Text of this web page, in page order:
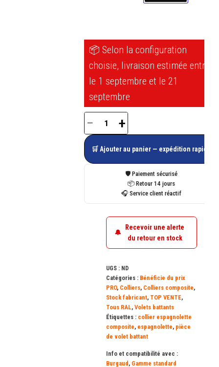
📦 Selon la configuration
choisie, livraison estimée entre
le 1 septembre et le 21
septembre
quantité
de
Collier
d'espagnolette
− +
🛒 Ajouter au panier — expédition rapide
🛡️ Paiement sécurisé
📦 Retour 14 jours
🎧 Service client réactif
🔔
Recevoir une alerte
du retour en stock
UGS : ND
Catégories : Bénéficie du prix
PRO, Colliers, Colliers composite,
Stock fabricant, TOP VENTE,
Tous RAL, Volets battants
Étiquettes : collier espagnolette
composite, espagnolette, pièce
de volet battant
Info et compatibilité avec :
Burgaud , Gamme standard